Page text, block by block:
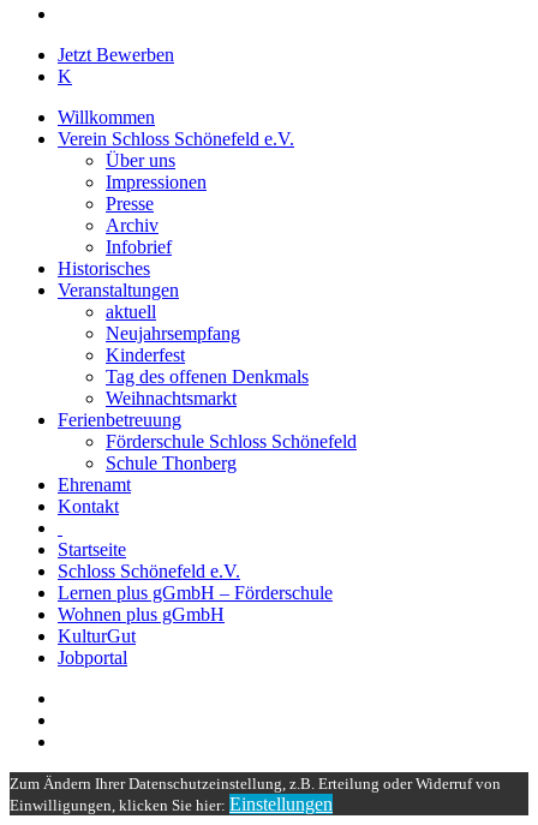
Close
Menu
Jetzt Bewerben
K
Willkommen
Verein Schloss Schönefeld e.V.
Über uns
Impressionen
Presse
Archiv
Infobrief
Historisches
Veranstaltungen
aktuell
Neujahrsempfang
Kinderfest
Tag des offenen Denkmals
Weihnachtsmarkt
Ferienbetreuung
Förderschule Schloss Schönefeld
Schule Thonberg
Ehrenamt
Kontakt
Startseite
Schloss Schönefeld e.V.
Lernen plus gGmbH – Förderschule
Wohnen plus gGmbH
KulturGut
Jobportal
Zum Ändern Ihrer Datenschutzeinstellung, z.B. Erteilung oder Widerruf von
Einwilligungen, klicken Sie hier: Einstellungen